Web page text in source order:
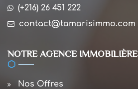
(+216) 26 451 222
contact@tamarisimmo.com
NOTRE AGENCE IMMOBILIÈRE
Nos Offres